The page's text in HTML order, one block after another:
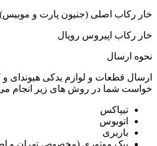
خار رکاب اصلی (جنیون پارت و موبیس)
خار رکاب اپیروس رویال
نحوه ارسال
ارسال قطعات و لوازم یدکی هیوندای و
خواست شما در روش های زیر انجام
تیپاکس
اتوبوس
باربری